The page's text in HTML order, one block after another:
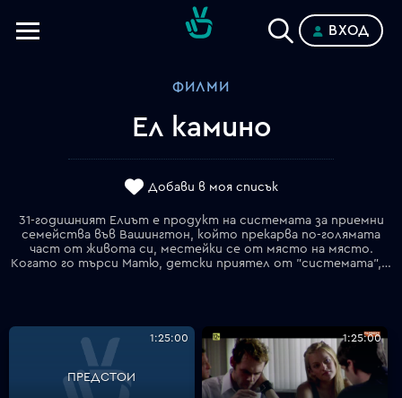
ВХОД
ФИЛМИ
Ел камино
Добави в моя списък
31-годишният Елиът е продукт на системата за приемни
семейства във Вашингтон, който прекарва по-голямата
част от живота си, местейки се от място на място.
Когато го търси Матю, детски приятел от "системата", който умира от рак, Елиът отива при него. На погребението среща Грей и Лили _ двама приятели на Матю, изгубени в настоящия си живот. Подтикнати от чувството за загуба и личен гняв, Грей, Лили и Елиът крадат пепелта на Матю и тръгват с нея към Мексико. Докато тримата пътуват през страната с урната на Матю, те са принудени да се изправят пред собственото си усещане за семейство, идентичност и бъдеще. "Ел Камино" следи тези герои в търсенето им на себе си в страна, която е загубила собствената си идентичност. Филмът е с хумористичен и състрадателен поглед към приятелството, семейството и търсенето на себе си в съвременна Америка.
ПРЕДСТОИ
1:25:00 1:25:00